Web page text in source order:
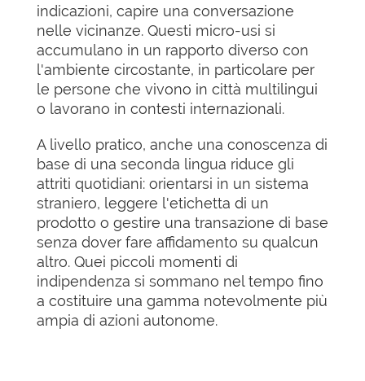
indicazioni, capire una conversazione
nelle vicinanze. Questi micro-usi si
accumulano in un rapporto diverso con
l'ambiente circostante, in particolare per
le persone che vivono in città multilingui
o lavorano in contesti internazionali.
A livello pratico, anche una conoscenza di
base di una seconda lingua riduce gli
attriti quotidiani: orientarsi in un sistema
straniero, leggere l'etichetta di un
prodotto o gestire una transazione di base
senza dover fare affidamento su qualcun
altro. Quei piccoli momenti di
indipendenza si sommano nel tempo fino
a costituire una gamma notevolmente più
ampia di azioni autonome.